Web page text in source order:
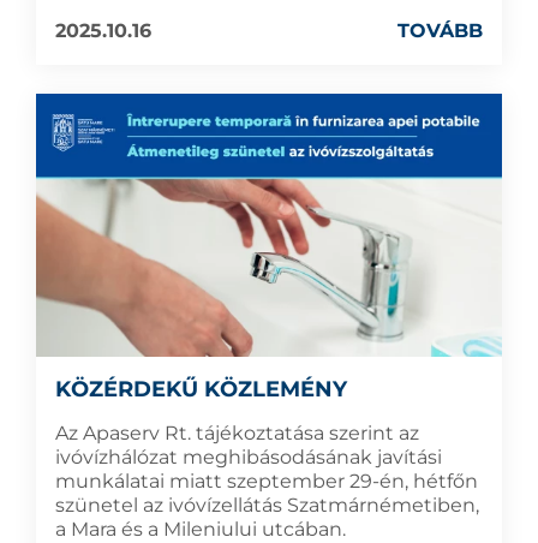
2025.10.16 TOVÁBB
KÖZÉRDEKŰ KÖZLEMÉNY
Az Apaserv Rt. tájékoztatása szerint az
ivóvízhálózat meghibásodásának javítási
munkálatai miatt szeptember 29-én, hétfőn
szünetel az ivóvízellátás Szatmárnémetiben,
a Mara és a Mileniului utcában.